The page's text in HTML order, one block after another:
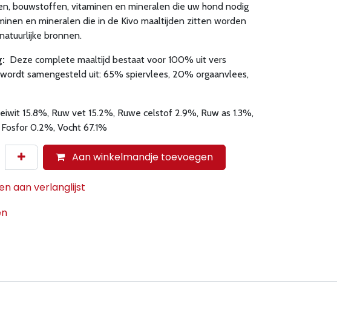
bouwstoffen, vitaminen en mineralen die uw hond nodig
en mineralen die in de Kivo maaltijden zitten worden
bronnen.
Deze complete maaltijd bestaat voor 100% uit vers
samengesteld uit: 65% spiervlees, 20% orgaanvlees,
15.8%, Ruw vet 15.2%, Ruwe celstof 2.9%, Ruw as 1.3%,
0.2%, Vocht 67.1%
Aan winkelmandje toevoegen
aan verlanglijst